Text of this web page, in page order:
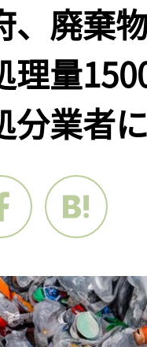
、廃棄
理量
分業者